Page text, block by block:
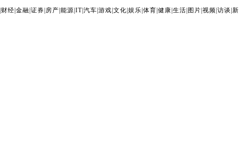
财经 金融 证券 房产 能源 IT| 汽车 游戏 文化 娱乐 体育 健康 生活 图片 视频 访谈